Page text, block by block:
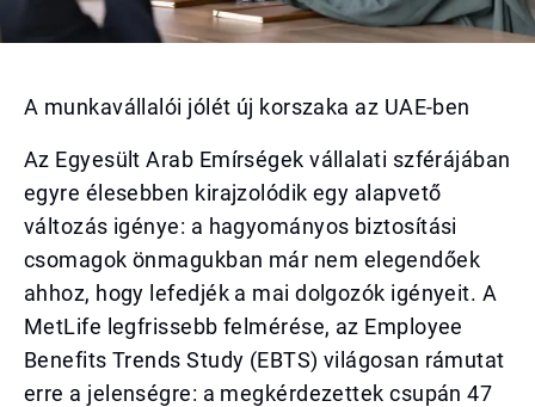
A munkavállalói jólét új korszaka az UAE-ben
Az Egyesült Arab Emírségek vállalati szférájában
egyre élesebben kirajzolódik egy alapvető
változás igénye: a hagyományos biztosítási
csomagok önmagukban már nem elegendőek
ahhoz, hogy lefedjék a mai dolgozók igényeit. A
MetLife legfrissebb felmérése, az Employee
Benefits Trends Study (EBTS) világosan rámutat
erre a jelenségre: a megkérdezettek csupán 47